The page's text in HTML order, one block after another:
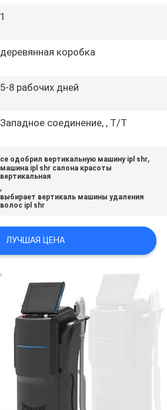
1
деревянная коробка
5-8 рабочих дней
Западное соединение, , T/T
ce одобрил вертикальную машину ipl shr,
машина ipl shr салона красоты
вертикальная
,
выбирает вертикаль машины удаления
волос ipl shr
ЛУЧШАЯ ЦЕНА